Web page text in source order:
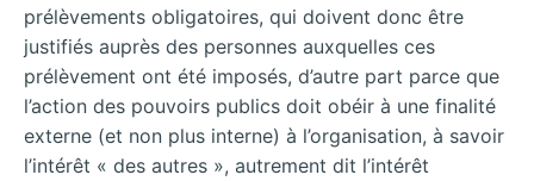
prélèvements obligatoires, qui doivent donc être
justifiés auprès des personnes auxquelles ces
prélèvement ont été imposés, d’autre part parce que
l’action des pouvoirs publics doit obéir à une finalité
externe (et non plus interne) à l’organisation, à savoir
l’intérêt « des autres », autrement dit l’intérêt